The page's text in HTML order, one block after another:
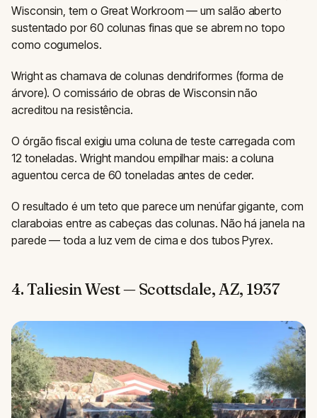
Wisconsin, tem o Great Workroom — um salão aberto
sustentado por 60 colunas finas que se abrem no topo
como cogumelos.
Wright as chamava de colunas dendriformes (forma de
árvore). O comissário de obras de Wisconsin não
acreditou na resistência.
O órgão fiscal exigiu uma coluna de teste carregada com
12 toneladas. Wright mandou empilhar mais: a coluna
aguentou cerca de 60 toneladas antes de ceder.
O resultado é um teto que parece um nenúfar gigante, com
claraboias entre as cabeças das colunas. Não há janela na
parede — toda a luz vem de cima e dos tubos Pyrex.
4. Taliesin West — Scottsdale, AZ, 1937